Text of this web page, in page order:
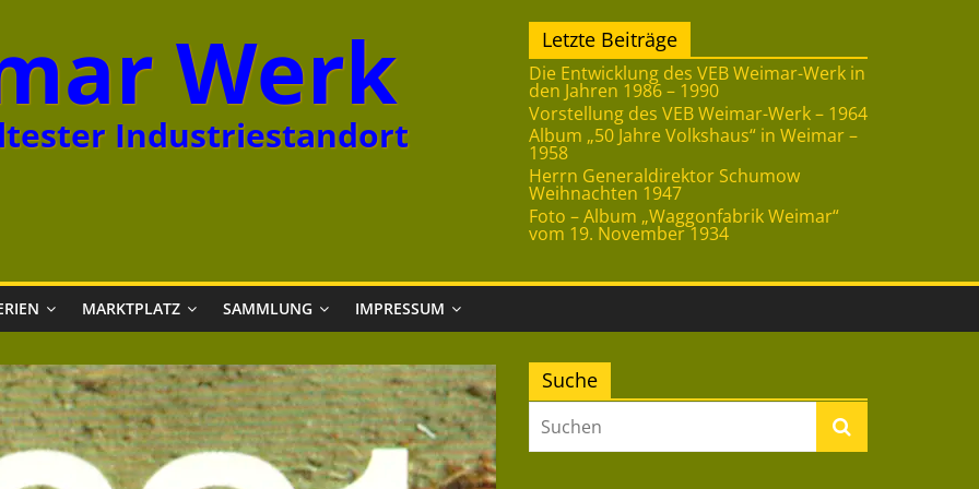
Werk
Industriestandort
Letzte Beiträge
Die Entwicklung des VEB Weimar-Werk in
den Jahren 1986 – 1990
Vorstellung des VEB Weimar-Werk – 1964
Album „50 Jahre Volkshaus“ in Weimar –
1958
Herrn Generaldirektor Schumow
Weihnachten 1947
Foto – Album „Waggonfabrik Weimar“
vom 19. November 1934
MARKTPLATZ SAMMLUNG IMPRESSUM
Suche